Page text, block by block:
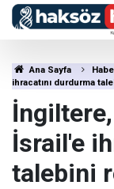
Ana Sayfa
ihracatını durdurma
İsrail'e
talebini